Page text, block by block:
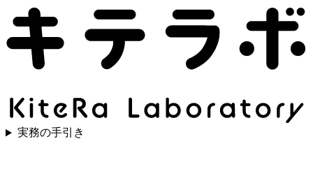
実務の手引き